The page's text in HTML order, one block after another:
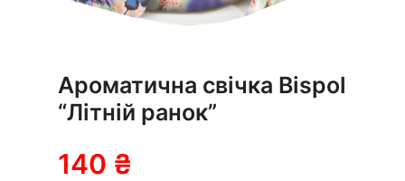
Ароматична свічка Bispol
“Літній ранок”
140 ₴